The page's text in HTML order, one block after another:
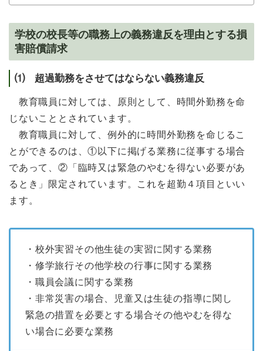
学校の校長等の職務上の義務違反を理由とする損
害賠償請求
⑴ 超過勤務をさせてはならない義務違反
教育職員に対しては、原則として、時間外勤務を命
じないこととされています。
教育職員に対して、例外的に時間外勤務を命じるこ
とができるのは、①以下に掲げる業務に従事する場合
であって、②「臨時又は緊急のやむを得ない必要があ
るとき」限定されています。これを超勤４項目といい
ます。
・校外実習その他生徒の実習に関する業務
・修学旅行その他学校の行事に関する業務
・職員会議に関する業務
・非常災害の場合、児童又は生徒の指導に関し
緊急の措置を必要とする場合その他やむを得な
い場合に必要な業務